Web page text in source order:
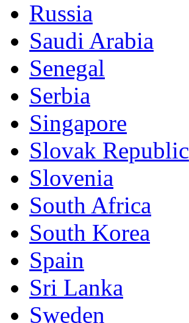
Russia
Saudi Arabia
Senegal
Serbia
Singapore
Slovak Republic
Slovenia
South Africa
South Korea
Spain
Sri Lanka
Sweden